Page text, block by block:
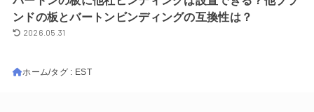
ンドの板とバートンビンディングの互換性は？
2026.05.31
ホーム タグ : EST